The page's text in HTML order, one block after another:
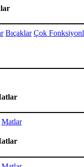
Bıçaklar Çok
Matlar